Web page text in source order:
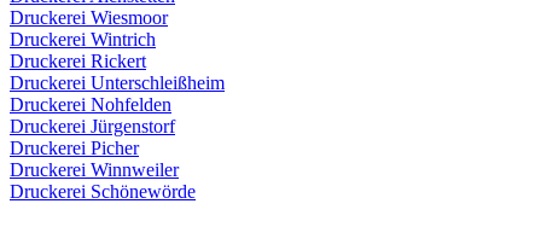
Druckerei Wiesmoor
Druckerei Wintrich
Druckerei Rickert
Druckerei Unterschleißheim
Druckerei Nohfelden
Druckerei Jürgenstorf
Druckerei Picher
Druckerei Winnweiler
Druckerei Schönewörde